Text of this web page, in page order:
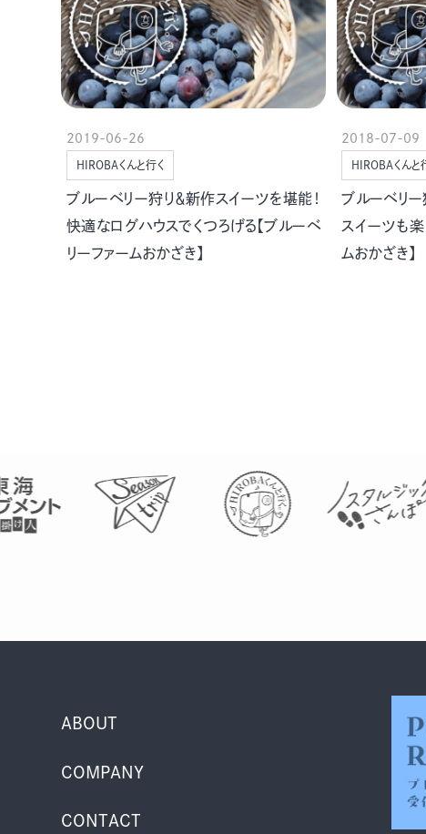
2019-06-26
HIROBAくんと行く
ブルーベリー狩り＆新作スイーツを堪能！
快適なログハウスでくつろげる【ブルーベ
リーファームおかざき】
2018-07-09
HIROBAくんと
ブルーベリー
スイーツも楽
ムおかざき】
ABOUT
COMPANY
CONTACT